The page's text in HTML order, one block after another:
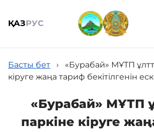
ҚАЗРУС
Жалпы мәлімет
Басты бет ›
«Бурабай» МҰТП
кіруге жаңа тариф бекітілгенін
«Бурабай» МҰТП
паркіне кіруге